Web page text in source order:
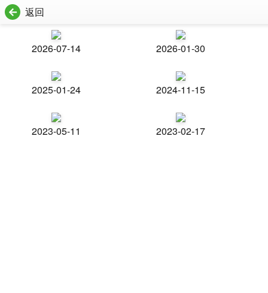
返回
2026-07-14 2026-01-30
2025-01-24 2024-11-15
2023-05-11 2023-02-17